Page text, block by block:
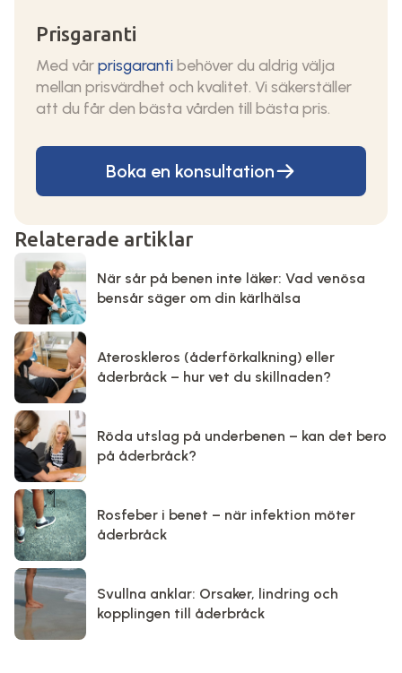
Prisgaranti
Med vårprisgarantibehöver du aldrig välja
mellan prisvärdhet och kvalitet. Vi säkerställer
att du får den bästa vården till bästa pris.
Boka en konsultation
Relaterade artiklar
När sår på benen inte läker: Vad venösa
bensår säger om din kärlhälsa
Ateroskleros (åderförkalkning) eller
åderbråck – hur vet du skillnaden?
Röda utslag på underbenen – kan det bero
på åderbråck?
Rosfeber i benet – när infektion möter
åderbråck
Svullna anklar: Orsaker, lindring och
kopplingen till åderbråck